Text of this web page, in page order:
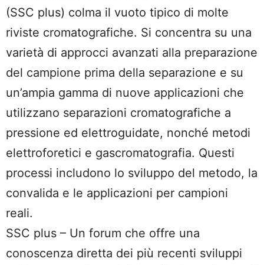
(SSC plus) colma il vuoto tipico di molte
riviste cromatografiche. Si concentra su una
varietà di approcci avanzati alla preparazione
del campione prima della separazione e su
un’ampia gamma di nuove applicazioni che
utilizzano separazioni cromatografiche a
pressione ed elettroguidate, nonché metodi
elettroforetici e gascromatografia. Questi
processi includono lo sviluppo del metodo, la
convalida e le applicazioni per campioni
reali.
SSC plus – Un forum che offre una
conoscenza diretta dei più recenti sviluppi